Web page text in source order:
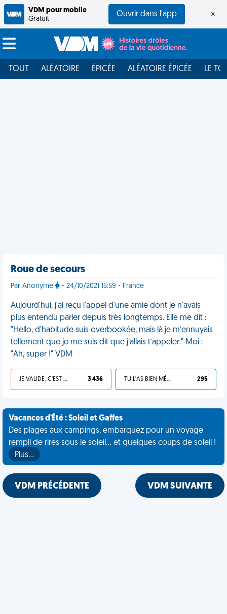
VDM pour mobile
Gratuit
Ouvrir dans l'app ×
TOUT ALÉATOIRE ÉPICÉE ALÉATOIRE ÉPICÉE LE
Roue de secours
Par Anonyme - 24/10/2021 15:59 - France
Aujourd'hui, j'ai reçu l'appel d'une amie dont je n'avais
plus entendu parler depuis très longtemps. Elle me dit :
"Hello, d'habitude suis overbookée, mais là je m’ennuyais
tellement que je me suis dit que j’allais t’appeler." Moi :
"Ah, super !" VDM
JE VALIDE, C'EST UNE VDM 3 436 TU L'AS BIEN MÉRITÉ 295
Vacances d'Été : Soleil et Gaffes
Des plages aux campings, embarquez pour un voyage
rempli de rires sous le soleil... et quelques coups de soleil !
Plus…
VDM PRÉCÉDENTE VDM SUIVANTE